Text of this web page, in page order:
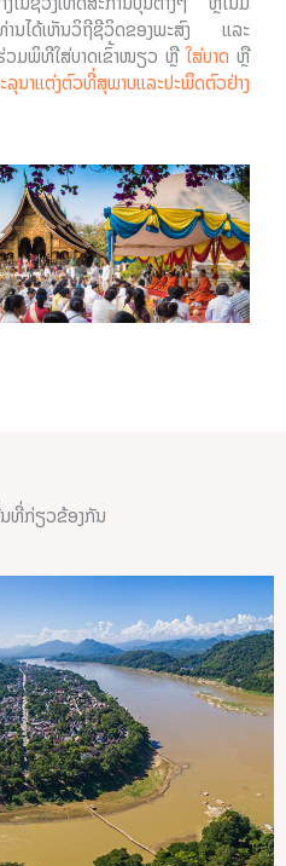
ນໄດ້ເຫັນວິຖີຊີວິດຂອງພະສົງ ແລະ
ຮ່ວມພິທີໃສ່ບາດເຂົ້າໜຽວ ຫຼືໃສ່ບາດ ຫຼື
ລຸນາແຕ່ງຕົວທີ່ສຸພາບແລະປະພຶດຕົວຢ່າງ
ທີ່ກ່ຽວຂ້ອງກັນ